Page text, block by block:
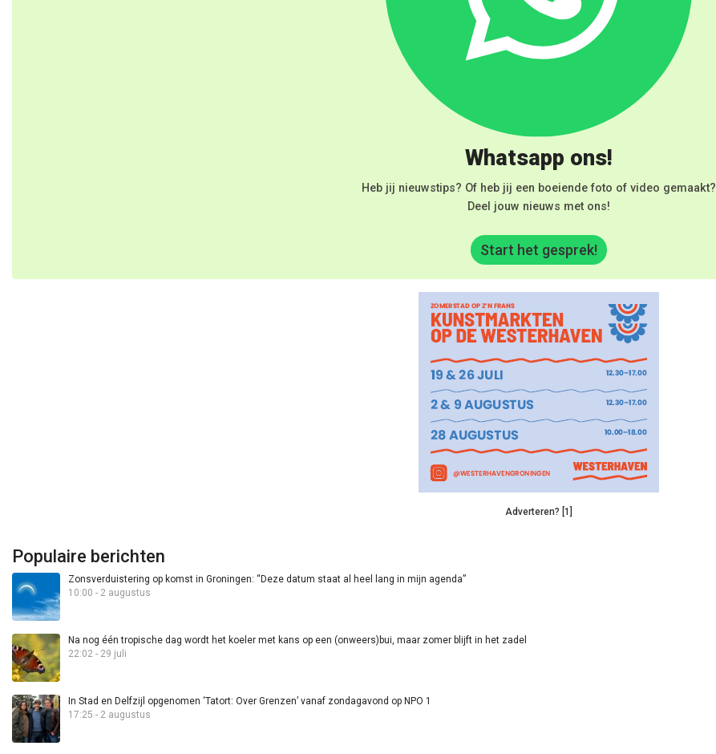
Whatsapp ons!
Heb jij nieuwstips? Of heb jij een boeiende foto of video gemaakt?
Deel jouw nieuws met ons!
Start het gesprek!
Adverteren? [1]
Populaire berichten
Zonsverduistering op komst in Groningen: “Deze datum staat al heel lang in mijn agenda”
10:00 - 2 augustus
Na nog één tropische dag wordt het koeler met kans op een (onweers)bui, maar zomer blijft in het zadel
22:02 - 29 juli
In Stad en Delfzijl opgenomen ‘Tatort: Over Grenzen’ vanaf zondagavond op NPO 1
17:25 - 2 augustus